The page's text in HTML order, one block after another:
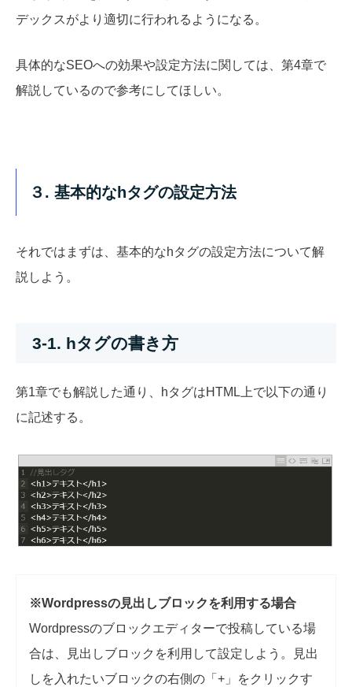
デックスがより適切に行われるようになる。
具体的なSEOへの効果や設定方法に関しては、第4章で
解説しているので参考にしてほしい。
３. 基本的なhタグの設定方法
それではまずは、基本的なhタグの設定方法について解
説しよう。
3-1. hタグの書き方
第1章でも解説した通り、hタグはHTML上で以下の通り
に記述する。
※Wordpressの見出しブロックを利用する場合
Wordpressのブロックエディターで投稿している場
合は、見出しブロックを利用して設定しよう。見出
しを入れたいブロックの右側の「+」をクリックす